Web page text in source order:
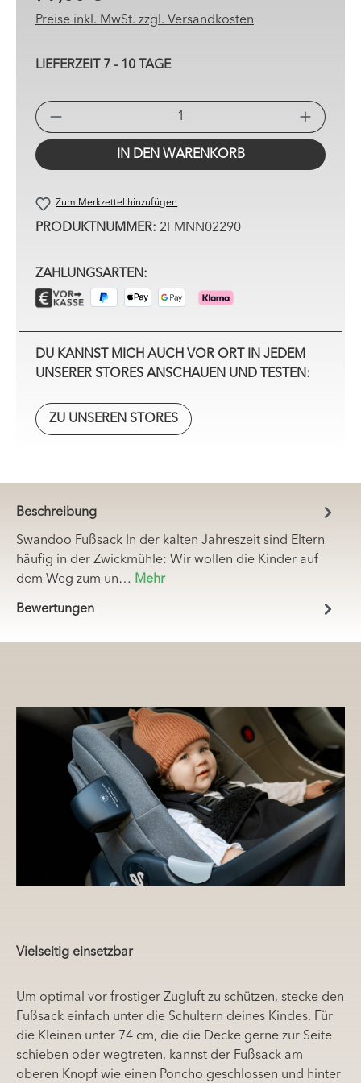
Preise inkl. MwSt. zzgl. Versandkosten
LIEFERZEIT 7 - 10 TAGE
IN DEN WARENKORB
Zum Merkzettel hinzufügen
PRODUKTNUMMER: 2FMNN02290
ZAHLUNGSARTEN:
DU KANNST MICH AUCH VOR ORT IN JEDEM
UNSERER STORES ANSCHAUEN UND TESTEN:
ZU UNSEREN STORES
Beschreibung
Swandoo Fußsack In der kalten Jahreszeit sind Eltern
häufig in der Zwickmühle: Wir wollen die Kinder auf
dem Weg zum un… Mehr
Bewertungen
Vielseitig einsetzbar
Um optimal vor frostiger Zugluft zu schützen, stecke den
Fußsack einfach unter die Schultern deines Kindes. Für
die Kleinen unter 74 cm, die die Decke gerne zur Seite
schieben oder wegtreten, kannst der Fußsack am
oberen Knopf wie einen Poncho geschlossen und hinter